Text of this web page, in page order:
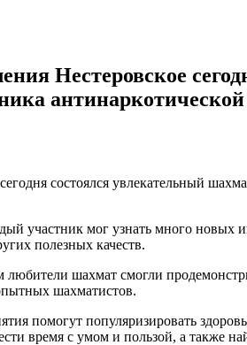
Нестеровское
состоялся увлекательный
участник мог узнать много
полезных качеств.
шахмат смогли
шахматистов.
помогут популяризировать
время с умом и пользой, а также